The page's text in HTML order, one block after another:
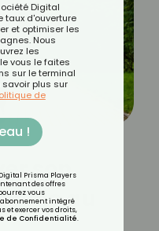
son
au
Digital
taux d'ouverture
et optimiser les
Nous
les
vous le faites
sur le terminal
savoir plus sur
de
!
Prisma Players
des offres
vous
intégré
et exercer vos droits,
de Confidentialité.